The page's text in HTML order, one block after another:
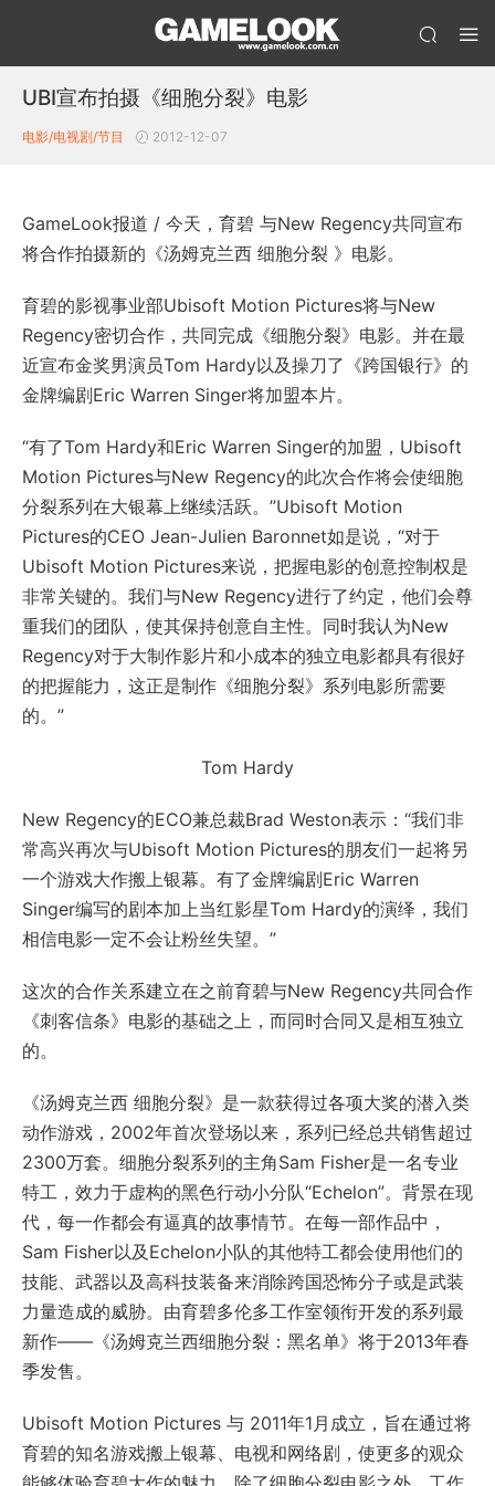
UBI宣布拍摄《细胞分裂》电影
电影/电视剧/节目 2012-12-07
GameLook报道 / 今天，育碧 与New Regency共同宣布
将合作拍摄新的《汤姆克兰西 细胞分裂 》电影。
育碧的影视事业部Ubisoft Motion Pictures将与New
Regency密切合作，共同完成《细胞分裂》电影。并在最
近宣布金奖男演员Tom Hardy以及操刀了《跨国银行》的
金牌编剧Eric Warren Singer将加盟本片。
“有了Tom Hardy和Eric Warren Singer的加盟，Ubisoft
Motion Pictures与New Regency的此次合作将会使细胞
分裂系列在大银幕上继续活跃。”Ubisoft Motion
Pictures的CEO Jean-Julien Baronnet如是说，“对于
Ubisoft Motion Pictures来说，把握电影的创意控制权是
非常关键的。我们与New Regency进行了约定，他们会尊
重我们的团队，使其保持创意自主性。同时我认为New
Regency对于大制作影片和小成本的独立电影都具有很好
的把握能力，这正是制作《细胞分裂》系列电影所需要
的。”
Tom Hardy
New Regency的ECO兼总裁Brad Weston表示：“我们非
常高兴再次与Ubisoft Motion Pictures的朋友们一起将另
一个游戏大作搬上银幕。有了金牌编剧Eric Warren
Singer编写的剧本加上当红影星Tom Hardy的演绎，我们
相信电影一定不会让粉丝失望。”
这次的合作关系建立在之前育碧与New Regency共同合作
《刺客信条》电影的基础之上，而同时合同又是相互独立
的。
《汤姆克兰西 细胞分裂》是一款获得过各项大奖的潜入类
动作游戏，2002年首次登场以来，系列已经总共销售超过
2300万套。细胞分裂系列的主角Sam Fisher是一名专业
特工，效力于虚构的黑色行动小分队“Echelon”。背景在现
代，每一作都会有逼真的故事情节。在每一部作品中，
Sam Fisher以及Echelon小队的其他特工都会使用他们的
技能、武器以及高科技装备来消除跨国恐怖分子或是武装
力量造成的威胁。由育碧多伦多工作室领衔开发的系列最
新作——《汤姆克兰西细胞分裂：黑名单》将于2013年春
季发售。
Ubisoft Motion Pictures 与 2011年1月成立，旨在通过将
育碧的知名游戏搬上银幕、电视和网络剧，使更多的观众